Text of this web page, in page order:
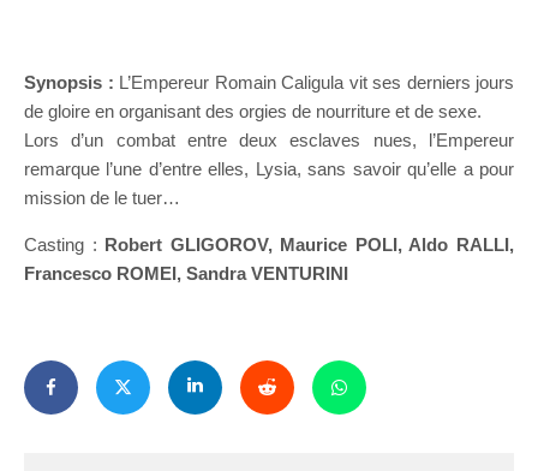
Synopsis : L’Empereur Romain Caligula vit ses derniers jours
de gloire en organisant des orgies de nourriture et de sexe.
Lors d’un combat entre deux esclaves nues, l’Empereur
remarque l’une d’entre elles, Lysia, sans savoir qu’elle a pour
mission de le tuer…
Casting : Robert GLIGOROV, Maurice POLI, Aldo RALLI,
Francesco ROMEI, Sandra VENTURINI